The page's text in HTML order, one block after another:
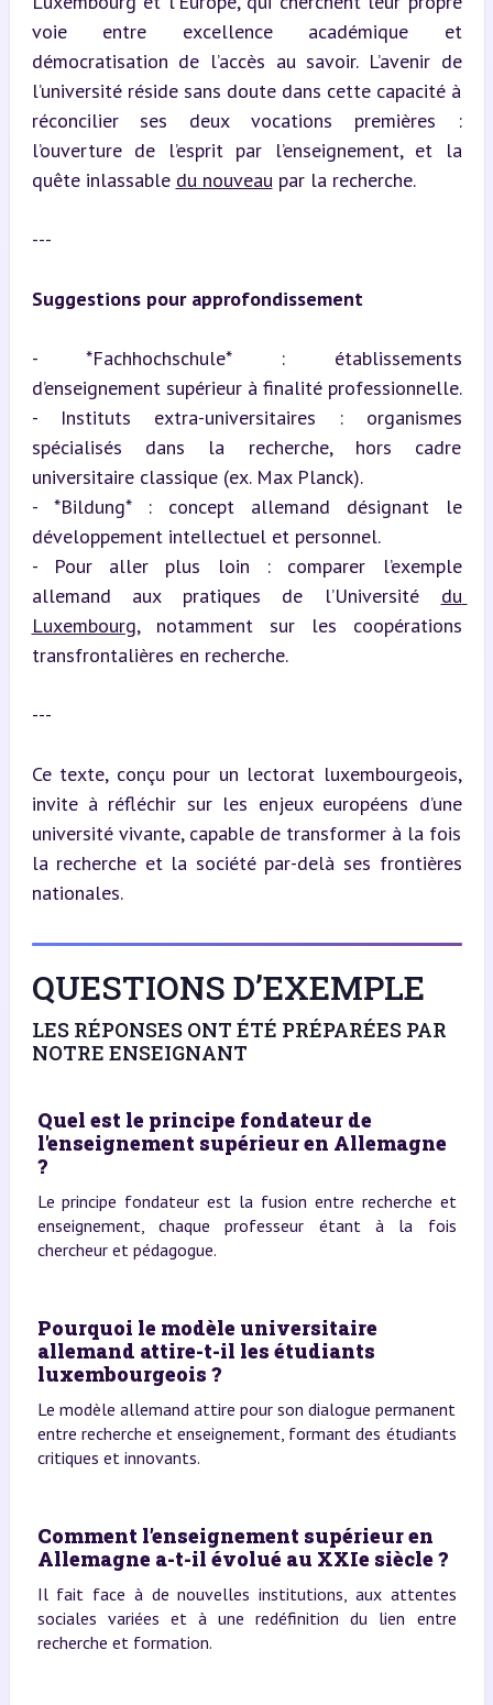
voie entre excellence académique et
démocratisation de l’accès au savoir. L’avenir de
l’université réside sans doute dans cette capacité à
réconcilier ses deux vocations premières :
l’ouverture de l’esprit par l’enseignement, et la
quête inlassable du nouveau par la recherche.
---
Suggestions pour approfondissement
- *Fachhochschule* : établissements
d’enseignement supérieur à finalité professionnelle.
- Instituts extra-universitaires : organismes
spécialisés dans la recherche, hors cadre
universitaire classique (ex. Max Planck).
- *Bildung* : concept allemand désignant le
développement intellectuel et personnel.
- Pour aller plus loin : comparer l’exemple
allemand aux pratiques de l’Université du
Luxembourg, notamment sur les coopérations
transfrontalières en recherche.
---
Ce texte, conçu pour un lectorat luxembourgeois,
invite à réfléchir sur les enjeux européens d’une
université vivante, capable de transformer à la fois
la recherche et la société par-delà ses frontières
nationales.
QUESTIONS D’EXEMPLE
LES RÉPONSES ONT ÉTÉ PRÉPARÉES PAR
NOTRE ENSEIGNANT
Quel est le principe fondateur de
l'enseignement supérieur en Allemagne
?
Le principe fondateur est la fusion entre recherche et
enseignement, chaque professeur étant à la fois
chercheur et pédagogue.
Pourquoi le modèle universitaire
allemand attire-t-il les étudiants
luxembourgeois ?
Le modèle allemand attire pour son dialogue permanent
entre recherche et enseignement, formant des étudiants
critiques et innovants.
Comment l’enseignement supérieur en
Allemagne a-t-il évolué au XXIe siècle ?
Il fait face à de nouvelles institutions, aux attentes
sociales variées et à une redéfinition du lien entre
recherche et formation.